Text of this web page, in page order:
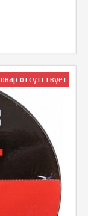
отсутствует